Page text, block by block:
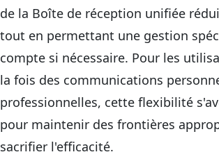
de la Boîte de réception unifiée
tout en permettant une gestion
compte si nécessaire. Pour les
la fois des communications
professionnelles, cette flexibilité
pour maintenir des frontières
sacrifier l'efficacité.